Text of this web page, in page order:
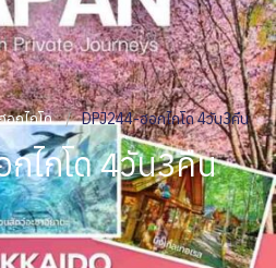
อกไกโด DPJ244-ฮอกไกโด 4วัน3คืน
ไกโด 4วัน3คืน